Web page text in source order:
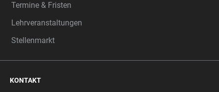
Termine & Fristen
Lehrveranstaltungen
Stellenmarkt
KONTAKT